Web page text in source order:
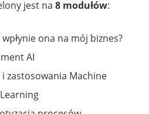
jest na 8 modułów:
ona na mój biznes?
AI
zastosowania Machine